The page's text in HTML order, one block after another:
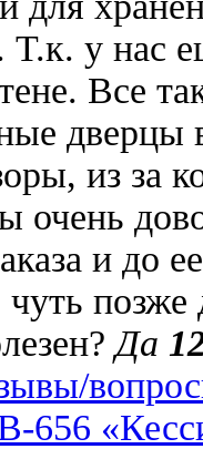
Т.к. у нас
Все
дверцы
из за
очень
и до
чуть
Да
656